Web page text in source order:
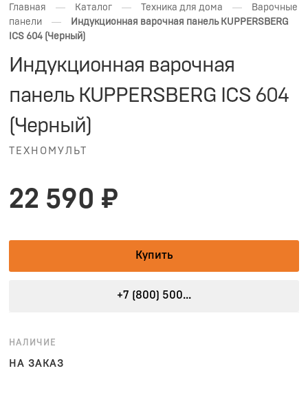
Главная — Каталог — Техника для дома —
Варочные
панели
—
Индукционная варочная панель KUPPERSBERG
ICS 604 (Черный)
Индукционная варочная
панель KUPPERSBERG ICS 604
(Черный)
ТЕХНОМУЛЬТ
22 590 ₽
Купить
+7 (800) 500...
НАЛИЧИЕ
НА ЗАКАЗ